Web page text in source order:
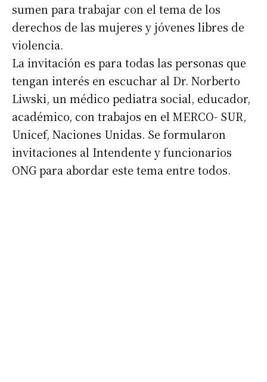
sumen para trabajar con el tema de los
derechos de las mujeres y jóvenes libres de
violencia.
La invitación es para todas las personas que
tengan interés en escuchar al Dr. Norberto
Liwski, un médico pediatra social, educador,
académico, con trabajos en el MERCO- SUR,
Unicef, Naciones Unidas. Se formularon
invitaciones al Intendente y funcionarios
ONG para abordar este tema entre todos.